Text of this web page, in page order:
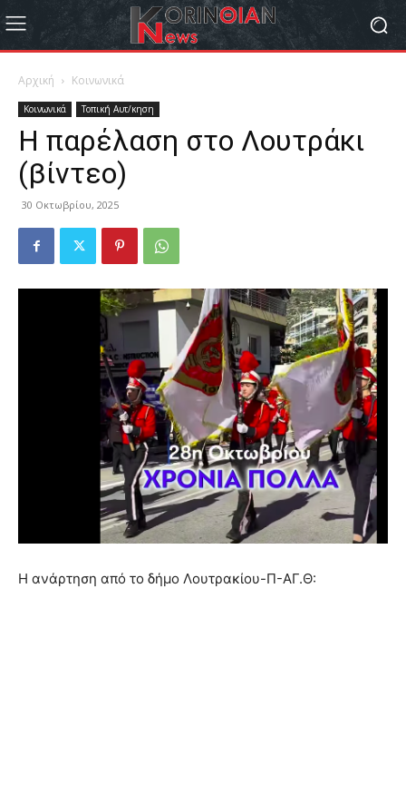
Αρχική Κοινωνικά
Κοινωνικά Τοπική Αυτ/κηση
Η παρέλαση στο Λουτράκι
(βίντεο)
30 Οκτωβρίου, 2025
Η ανάρτηση από το δήμο Λουτρακίου-Π-ΑΓ.Θ: